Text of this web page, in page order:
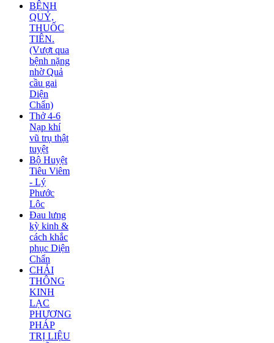
BỆNH
QUỶ,
THUỐC
TIÊN.
(Vượt qua
bệnh nặng
nhờ Quả
cầu gai
Diện
Chẩn)
Thở 4-6
Nạp khí
vũ trụ thật
tuyệt
Bộ Huyệt
Tiêu Viêm
- Lý
Phước
Lộc
Đau lưng
kỳ kinh &
cách khắc
phục Diện
Chẩn
CHẢI
THÔNG
KINH
LẠC
PHƯƠNG
PHÁP
TRỊ LIỆU